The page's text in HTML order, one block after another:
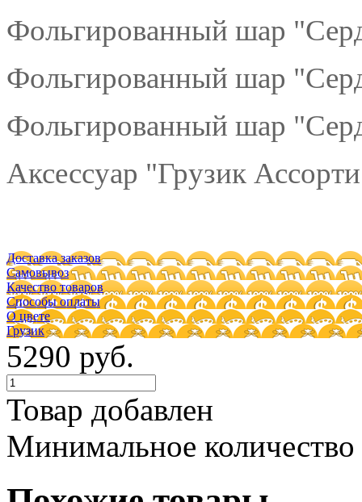
Фольгированный шар
Фольгированный шар
Фольгированный шар
Аксессуар "Грузик
Доставка заказов
Самовывоз
Качество товаров
Способы оплаты
О цвете
Грузик
5290 руб.
Товар добавлен
Минимальное